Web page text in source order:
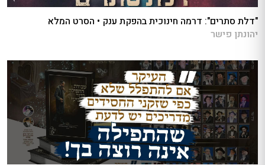
"דלת סתרים": דרמה חינוכית בהפקת ענק • הסרט המלא
יהונתן פישר